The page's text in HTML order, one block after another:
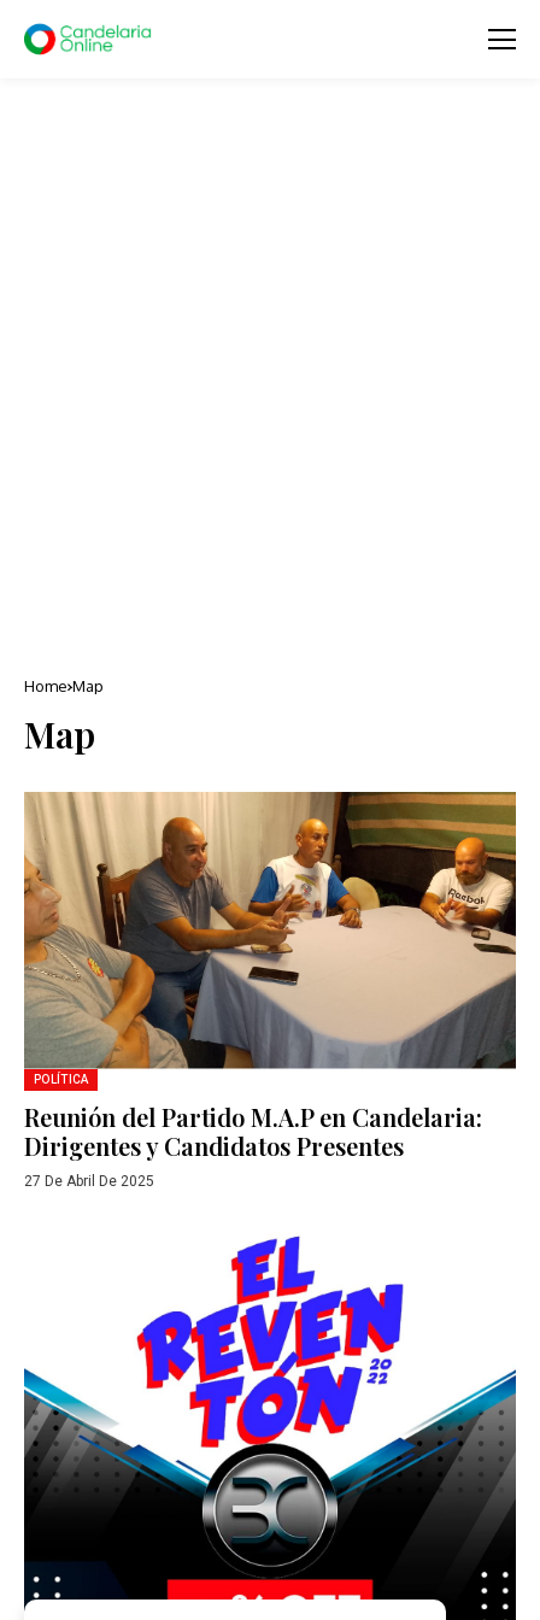
Home Map
Map
POLÍTICA
Reunión del Partido M.A.P en Candelaria:
Dirigentes y Candidatos Presentes
27 De Abril De 2025